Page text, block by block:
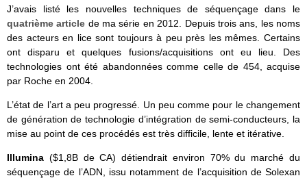
J’avais listé les nouvelles techniques de séquençage dans le
quatrième article de ma série en 2012. Depuis trois ans, les noms
des acteurs en lice sont toujours à peu près les mêmes. Certains
ont disparu et quelques fusions/acquisitions ont eu lieu. Des
technologies ont été abandonnées comme celle de 454, acquise
par Roche en 2004.
L’état de l’art a peu progressé. Un peu comme pour le changement
de génération de technologie d’intégration de semi-conducteurs, la
mise au point de ces procédés est très difficile, lente et itérative.
Illumina ($1,8B de CA) détiendrait environ 70% du marché du
séquençage de l’ADN, issu notamment de l’acquisition de Solexan